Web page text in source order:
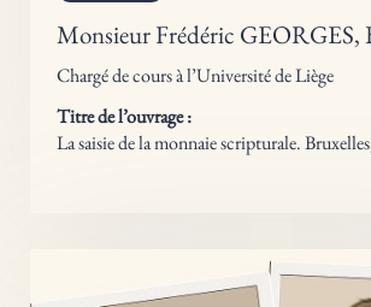
Monsieur Frédéric GEORGES,
Chargé de cours à l’Université de Liège
Titre de l’ouvrage :
La saisie de la monnaie scripturale.